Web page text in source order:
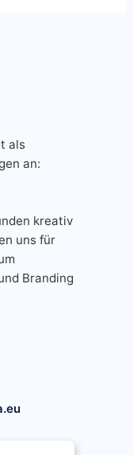
als
an:
kreativ
uns für
Branding